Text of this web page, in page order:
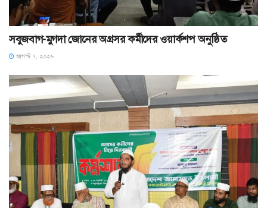
সবুজবাগ-মুগদা জোনের অগ্রসর কর্মীদের ওয়ার্কশপ অনুষ্ঠিত
আগস্ট ৭, ২০২৬